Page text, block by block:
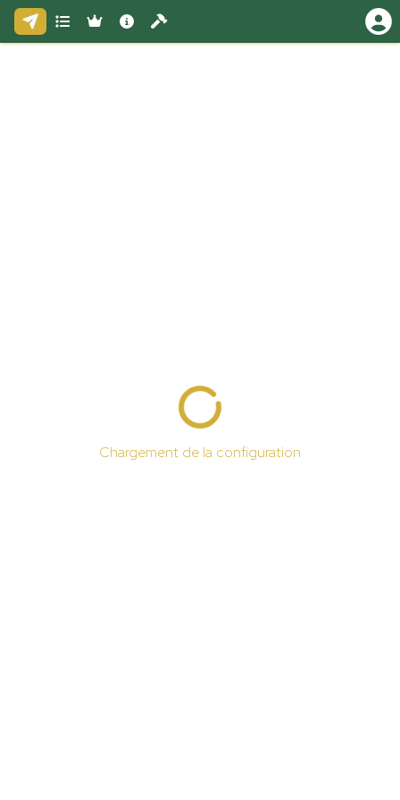
Chargement de la configuration